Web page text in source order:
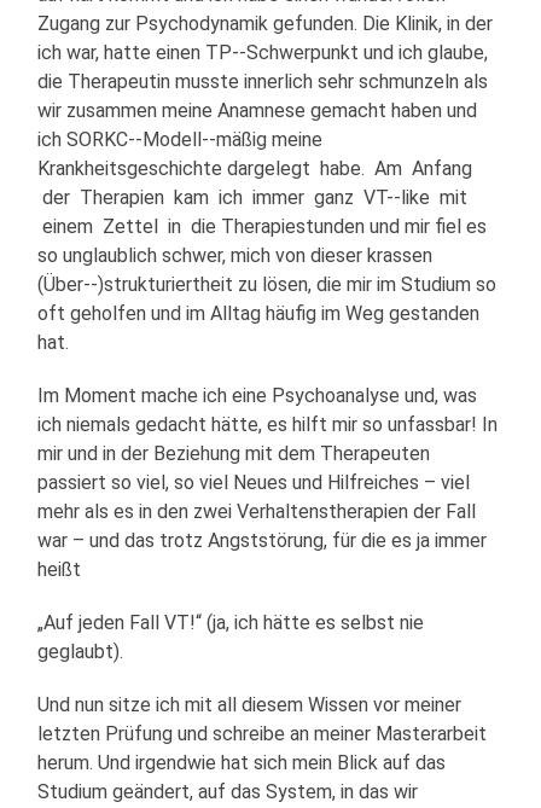
Zugang zur Psychodynamik gefunden. Die Klinik, in der
ich war, hatte einen TP-­‐Schwerpunkt und ich glaube,
die Therapeutin musste innerlich sehr schmunzeln als
wir zusammen meine Anamnese gemacht haben und
ich SORKC-­‐Modell-­‐mäßig meine
Krankheitsgeschichte dargelegt habe. Am Anfang
der Therapien kam ich immer ganz VT-­‐like mit
einem Zettel in die Therapiestunden und mir fiel es
so unglaublich schwer, mich von dieser krassen
(Über-­‐)strukturiertheit zu lösen, die mir im Studium so
oft geholfen und im Alltag häufig im Weg gestanden
hat.
Im Moment mache ich eine Psychoanalyse und, was
ich niemals gedacht hätte, es hilft mir so unfassbar! In
mir und in der Beziehung mit dem Therapeuten
passiert so viel, so viel Neues und Hilfreiches – viel
mehr als es in den zwei Verhaltenstherapien der Fall
war – und das trotz Angststörung, für die es ja immer
heißt
„Auf jeden Fall VT!“ (ja, ich hätte es selbst nie
geglaubt).
Und nun sitze ich mit all diesem Wissen vor meiner
letzten Prüfung und schreibe an meiner Masterarbeit
herum. Und irgendwie hat sich mein Blick auf das
Studium geändert, auf das System, in das wir